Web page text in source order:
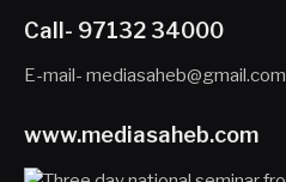
Call- 97132 34000
E-mail- mediasaheb@gmail.com
www.mediasaheb.com